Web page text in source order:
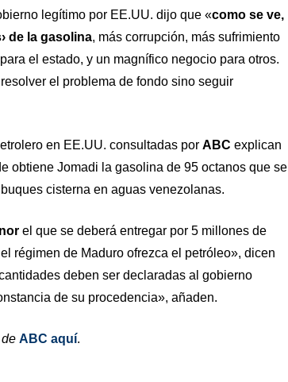
legítimo por EE.UU. dijo que «como se ve,
de la gasolina, más corrupción, más sufrimiento
el estado, y un magnífico negocio para otros.
el problema de fondo sino seguir
en EE.UU. consultadas por ABC explican
obtiene Jomadi la gasolina de 95 octanos que se
cisterna en aguas venezolanas.
el que se deberá entregar por 5 millones de
régimen de Maduro ofrezca el petróleo», dicen
deben ser declaradas al gobierno
de su procedencia», añaden.
ABC aquí.